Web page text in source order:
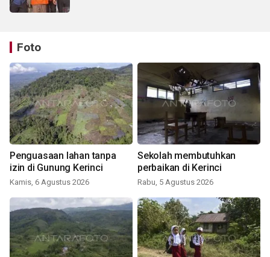
Foto
Penguasaan lahan tanpa
izin di Gunung Kerinci
Kamis, 6 Agustus 2026
Sekolah membutuhkan
perbaikan di Kerinci
Rabu, 5 Agustus 2026